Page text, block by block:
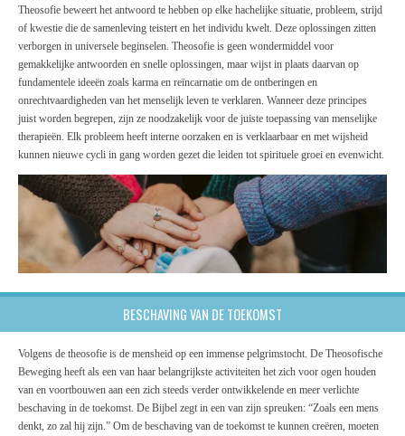
Theosofie beweert het antwoord te hebben op elke hachelijke situatie, probleem, strijd
of kwestie die de samenleving teistert en het individu kwelt. Deze oplossingen zitten
verborgen in universele beginselen. Theosofie is geen wondermiddel voor
gemakkelijke antwoorden en snelle oplossingen, maar wijst in plaats daarvan op
fundamentele ideeën zoals karma en reïncarnatie om de ontberingen en
onrechtvaardigheden van het menselijk leven te verklaren. Wanneer deze principes
juist worden begrepen, zijn ze noodzakelijk voor de juiste toepassing van menselijke
therapieën. Elk probleem heeft interne oorzaken en is verklaarbaar en met wijsheid
kunnen nieuwe cycli in gang worden gezet die leiden tot spirituele groei en evenwicht.
BESCHAVING VAN DE TOEKOMST
Volgens de theosofie is de mensheid op een immense pelgrimstocht. De Theosofische
Beweging heeft als een van haar belangrijkste activiteiten het zich voor ogen houden
van en voortbouwen aan een zich steeds verder ontwikkelende en meer verlichte
beschaving in de toekomst. De Bijbel zegt in een van zijn spreuken: “Zoals een mens
denkt, zo zal hij zijn.” Om de beschaving van de toekomst te kunnen creëren, moeten